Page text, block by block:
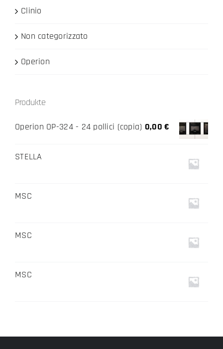
Clinio
Non categorizzato
Operion
Produkte
Operion OP-324 - 24 pollici (copia) 0,00€
STELLA
MSC
MSC
MSC